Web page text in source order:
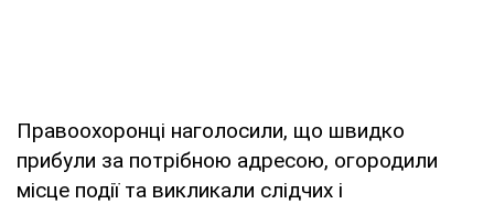
Правоохоронці наголосили, що швидко
прибули за потрібною адресою, огородили
місце події та викликали слідчих і